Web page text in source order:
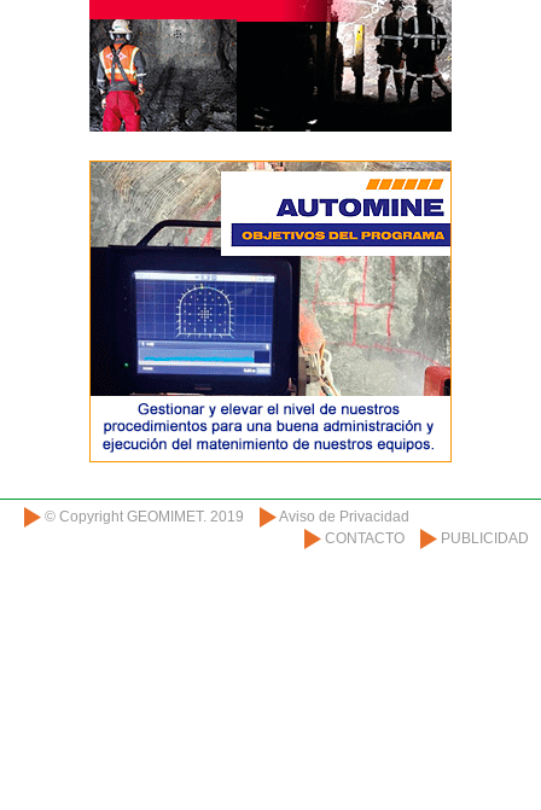
© Copyright GEOMIMET. 2019
Aviso de Privacidad
CONTACTO
PUBLICIDAD